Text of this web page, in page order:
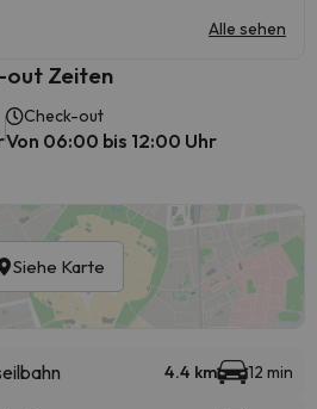
Alle sehen
out Zeiten
Check-out
Von 06:00 bis 12:00 Uhr
Siehe Karte
4.4 km 12 min